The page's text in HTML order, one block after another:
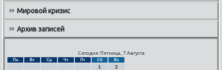
Мировой кризис
Архив записей
Сегодня: Пятница, 7 Августа
Пн Вт Ср Чт Пт Сб Вс
1
2